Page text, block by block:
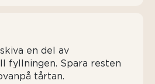
en del av
fyllningen. Spara resten
tårtan.